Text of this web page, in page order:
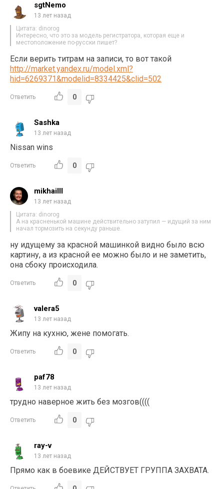
sgtNemo
13 лет назад
Цитата: dinorog
Интересно, что это за модель регистратора, которая еще и
местоположение по-русски пишет?
Если верить титрам на записи, то вот такой
http://market.yandex.ru/model.xml?
hid=6269371&modelid=8334425&clid=502
Ответить 0
Sashka
13 лет назад
Nissan wins
Ответить 0
mikhailll
13 лет назад
Цитата: dinorog
А на красненькой машине действительно затупил — идущий за ним
начал тормозить на секунду раньше.
ну идущему за красной машинкой видно было всю
картину, а из красной ее можно было и не заметить,
она сбоку происходила.
Ответить 0
valera5
13 лет назад
Жипу на кухню, жене помогать.
Ответить 0
paf78
13 лет назад
трудно наверное жить без мозгов((((
Ответить 0
ray-v
13 лет назад
Прямо как в боевике ДЕЙСТВУЕТ ГРУППА ЗАХВАТА.